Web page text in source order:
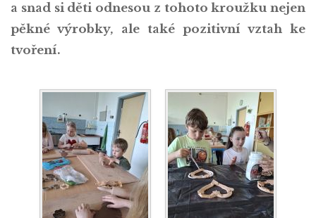
a snad si děti odnesou z tohoto kroužku nejen
pěkné výrobky, ale také pozitivní vztah ke
tvoření.